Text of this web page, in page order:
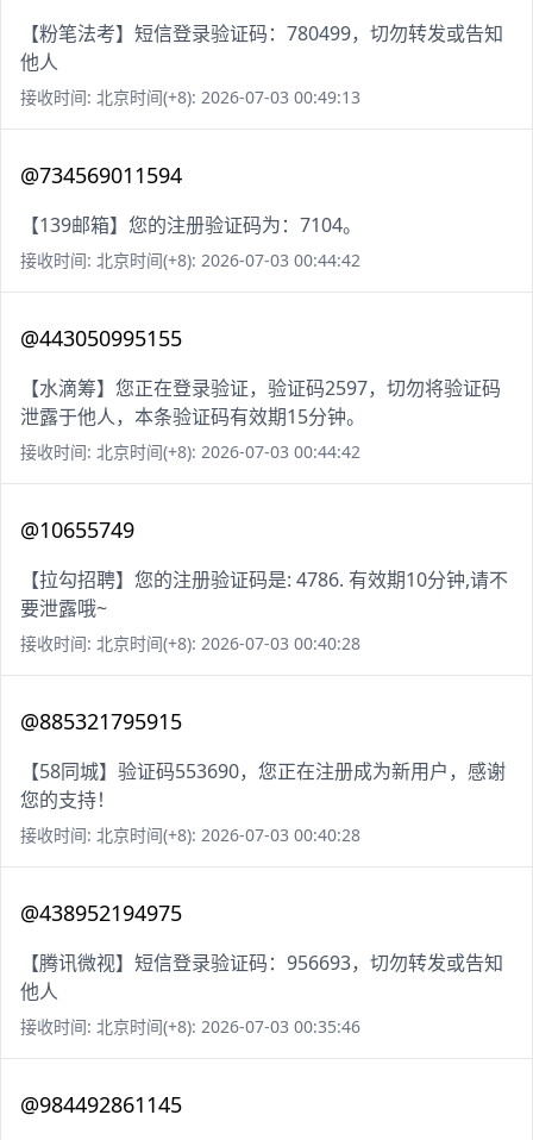
【粉笔法考】短信登录验证码：780499，切勿转发或告知
他人
接收时间: 北京时间(+8): 2026-07-03 00:49:13
@734569011594
【139邮箱】您的注册验证码为：7104。
接收时间: 北京时间(+8): 2026-07-03 00:44:42
@443050995155
【水滴筹】您正在登录验证，验证码2597，切勿将验证码
泄露于他人，本条验证码有效期15分钟。
接收时间: 北京时间(+8): 2026-07-03 00:44:42
@10655749
【拉勾招聘】您的注册验证码是: 4786. 有效期10分钟,请不
要泄露哦~
接收时间: 北京时间(+8): 2026-07-03 00:40:28
@885321795915
【58同城】验证码553690，您正在注册成为新用户，感谢
您的支持！
接收时间: 北京时间(+8): 2026-07-03 00:40:28
@438952194975
【腾讯微视】短信登录验证码：956693，切勿转发或告知
他人
接收时间: 北京时间(+8): 2026-07-03 00:35:46
@984492861145